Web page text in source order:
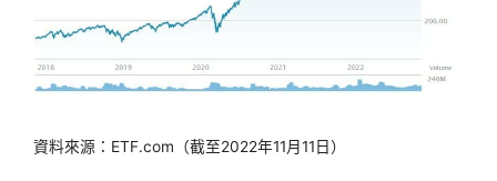
資料來源：ETF.com（截至2022年11月11日）